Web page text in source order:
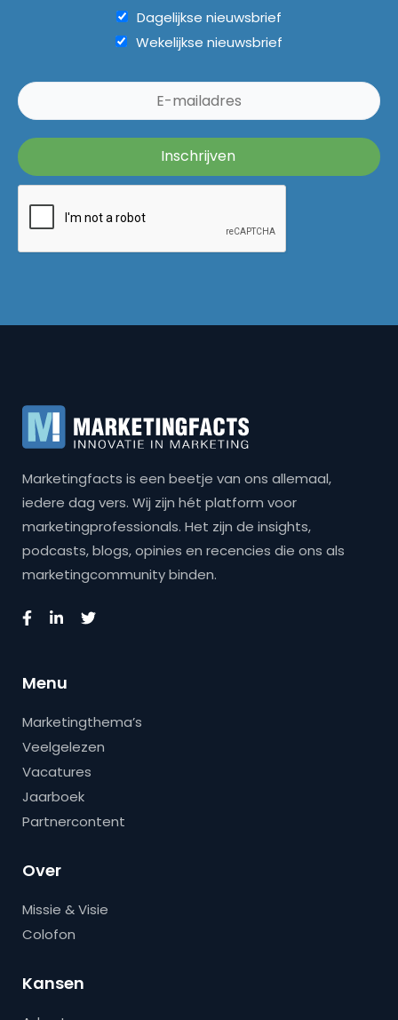
Dagelijkse nieuwsbrief
Wekelijkse nieuwsbrief
Marketingfacts is een beetje van ons allemaal,
iedere dag vers. Wij zijn hét platform voor
marketingprofessionals. Het zijn de insights,
podcasts, blogs, opinies en recencies die ons als
marketingcommunity binden.
Menu
Marketingthema’s
Veelgelezen
Vacatures
Jaarboek
Partnercontent
Over
Missie & Visie
Colofon
Kansen